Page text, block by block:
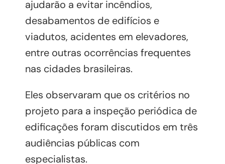
ajudarão a evitar incêndios,
desabamentos de edifícios e
viadutos, acidentes em elevadores,
entre outras ocorrências frequentes
nas cidades brasileiras.
Eles observaram que os critérios no
projeto para a inspeção periódica de
edificações foram discutidos em três
audiências públicas com
especialistas.